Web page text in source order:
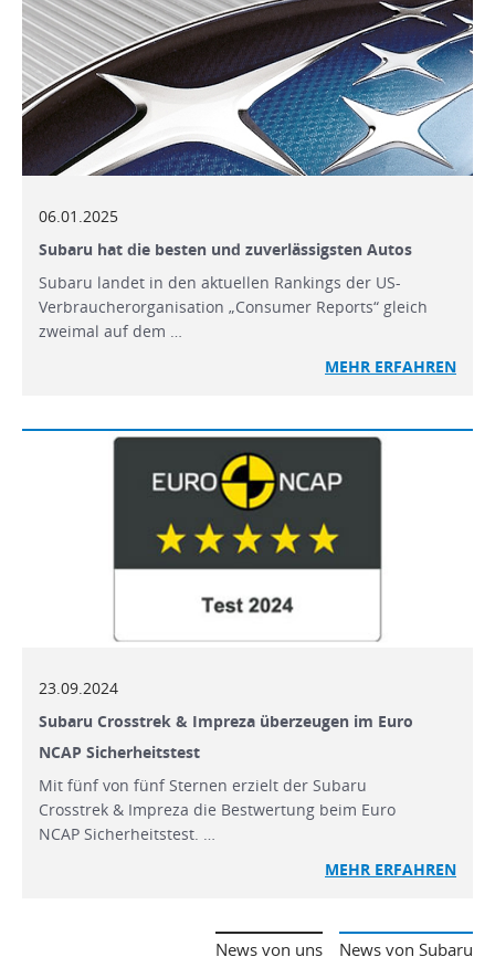
06.01.2025
Subaru hat die besten und zuverlässigsten Autos
Subaru landet in den aktuellen Rankings der US-
Verbraucherorganisation „Consumer Reports“ gleich
zweimal auf dem …
MEHR ERFAHREN
23.09.2024
Subaru Crosstrek & Impreza überzeugen im Euro
NCAP Sicherheitstest
Mit fünf von fünf Sternen erzielt der Subaru
Crosstrek & Impreza die Bestwertung beim Euro
NCAP Sicherheitstest. …
MEHR ERFAHREN
News von Subaru
News von uns